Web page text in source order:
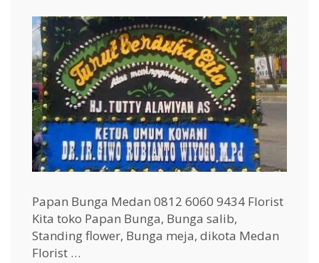
Papan Bunga Medan 0812 6060 9434 Florist
Kita toko Papan Bunga, Bunga salib,
Standing flower, Bunga meja, dikota Medan
Florist …